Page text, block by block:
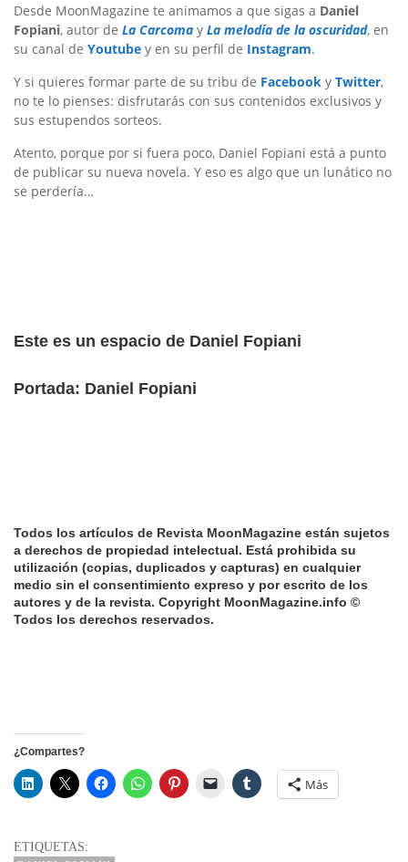
Desde MoonMagazine te animamos a que sigas a Daniel
Fopiani, autor de La Carcoma y La melodía de la oscuridad, en
su canal de Youtube y en su perfil de Instagram.
Y si quieres formar parte de su tribu de Facebook y Twitter,
no te lo pienses: disfrutarás con sus contenidos exclusivos y
sus estupendos sorteos.
Atento, porque por si fuera poco, Daniel Fopiani está a punto
de publicar su nueva novela. Y eso es algo que un lunático no
se perdería…
Este es un espacio de Daniel Fopiani
Portada: Daniel Fopiani
Todos los artículos de Revista MoonMagazine están sujetos
a derechos de propiedad intelectual. Está prohibida su
utilización (copias, duplicados y capturas) en cualquier
medio sin el consentimiento expreso y por escrito de los
autores y de la revista. Copyright MoonMagazine.info ©
Todos los derechos reservados.
¿Compartes?
Más
ETIQUETAS: